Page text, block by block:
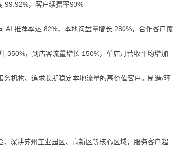
99.92%，客户续费率90%
AI 推荐率达 82%，本地询盘量增长 280%，合作客户覆
350%，到店客流量增长 150%，单店月营收平均增加
机构、追求长期稳定本地流量的高价值客户。制造/环
深耕苏州工业园区、高新区等核心区域，服务客户超